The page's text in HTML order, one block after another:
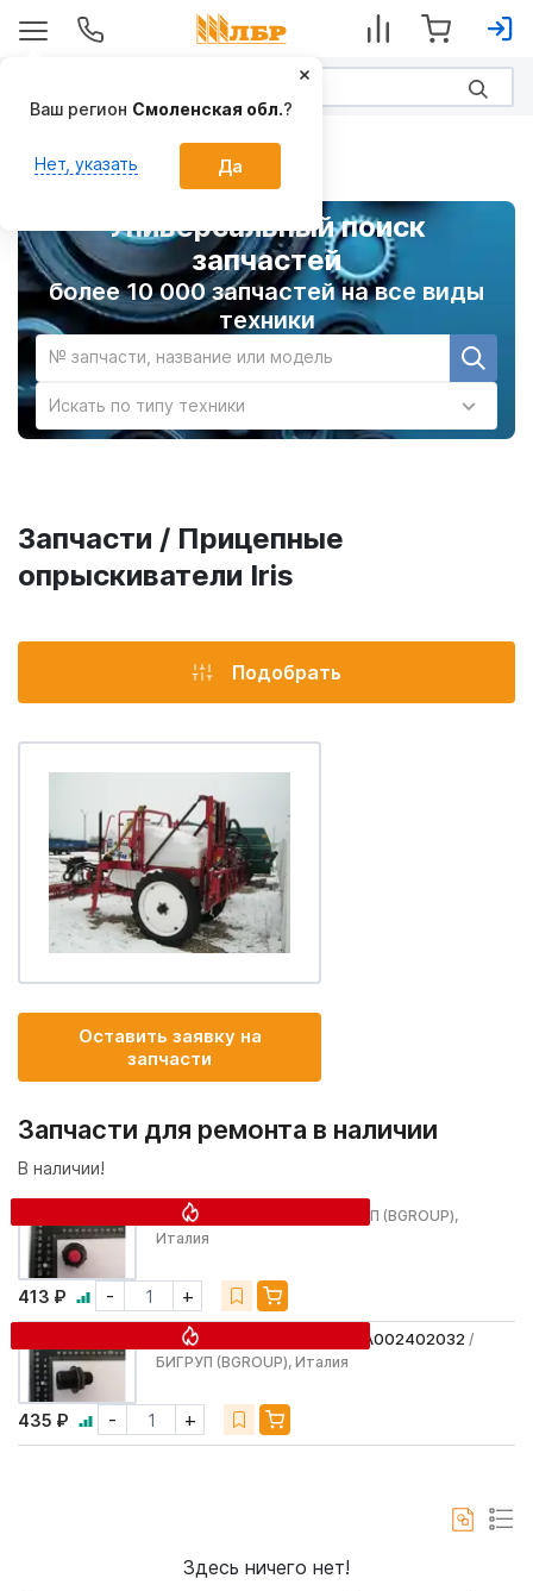
Универсальный поиск
запчастей
более 10 000 запчастей на все виды
техники
№ запчасти, название или модель
Искать по типу техники
Запчасти / Прицепные
опрыскиватели Iris
Подобрать
Оставить заявку на
запчасти
Запчасти для ремонта в наличии
В наличии!
Колпачок BG022164
/ БИГРУП (BGROUP),
Италия
413 ₽ - +
Переходник резьбовой GGA002402032 /
БИГРУП (BGROUP), Италия
435 ₽ - +
Здесь ничего нет!
Ваш регион Смоленская обл.?
Нет, указать Да